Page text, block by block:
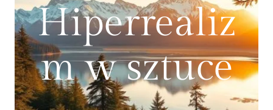
Hiperrealiz
m w sztuce